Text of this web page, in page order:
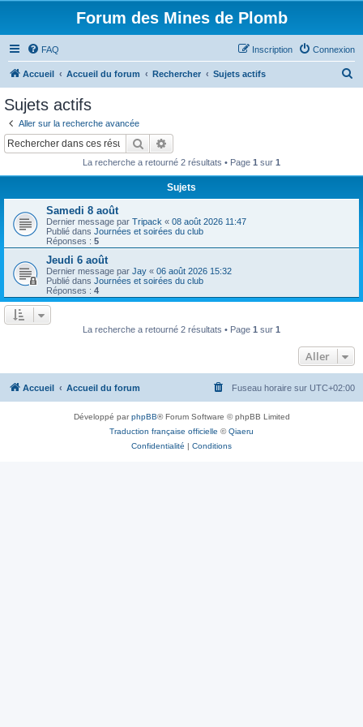
Forum des Mines de Plomb
FAQ Connexion
Inscription
Accueil Accueil du forum Rechercher Sujets actifs
r
Sujets actifs
Aller sur la recherche avancée
Rechercher
La recherche a retourné 2 résultats • Page 1 sur 1
Sujets
Samedi 8 août
Dernier message par Tripack « 08 août 2026 11:47
Publié dans Journées et soirées du club
Réponses : 5
Jeudi 6 août
Dernier message par Jay « 06 août 2026 15:32
Publié dans Journées et soirées du club
Réponses : 4
La recherche a retourné 2 résultats • Page 1 sur 1
Aller
Accueil Accueil du forum Fuseau horaire sur UTC+02:00
Développé parphpBB® Forum Software © phpBB Limited
Traduction française officielle ©Qiaeru
Confidentialité | Conditions